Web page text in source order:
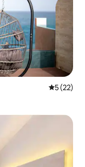
レビュー
5 (22)